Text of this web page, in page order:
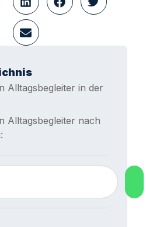
Alltagsbegleiter in der
Alltagsbegleiter nach